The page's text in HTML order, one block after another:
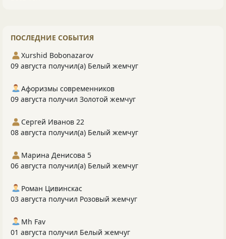
ПОСЛЕДНИЕ СОБЫТИЯ
Xurshid Bobonazarov
09 августа получил(а) Белый жемчуг
Афоризмы современников
09 августа получил Золотой жемчуг
Сергей Иванов 22
08 августа получил(а) Белый жемчуг
Марина Денисова 5
06 августа получил(а) Белый жемчуг
Роман Цивинскас
03 августа получил Розовый жемчуг
Mh Fav
01 августа получил Белый жемчуг